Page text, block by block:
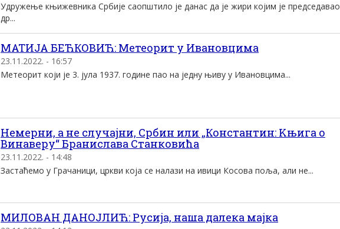
Удружење књижевника Србије саопштило је данас да је жири којим је председавао
др...
МАТИЈА БЕЋКОВИЋ: Метеорит у Ивановцима
23.11.2022. - 16:57
Mетеорит који је 3. јула 1937. године пао на једну њиву у Ивановцима...
Немерни, а не случајни, Србин или „Константин: Kњига о
Винаверу“ Бранислава Станковића
23.11.2022. - 14:48
Застаћемо у Грачаници, цркви која се налази на ивици Косова поља, али не...
МИЛОВАН ДАНОЈЛИЋ: Русија, наша далека мајка